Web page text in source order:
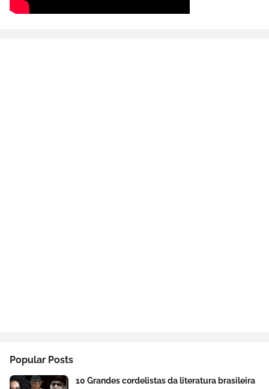
Popular Posts
10 Grandes cordelistas da literatura brasileira